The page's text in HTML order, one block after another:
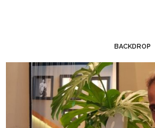
BACKDROP